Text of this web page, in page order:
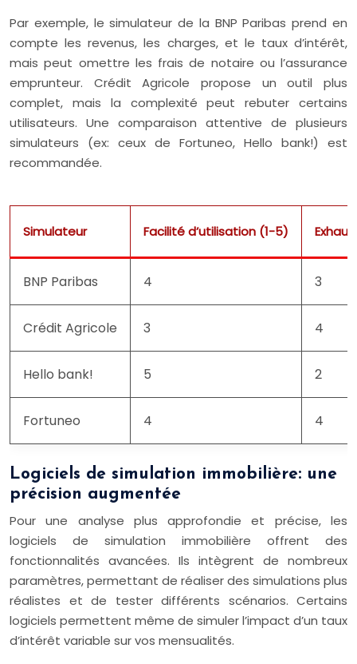
Par exemple, le simulateur de la BNP Paribas prend en
compte les revenus, les charges, et le taux d’intérêt,
mais peut omettre les frais de notaire ou l’assurance
emprunteur. Crédit Agricole propose un outil plus
complet, mais la complexité peut rebuter certains
utilisateurs. Une comparaison attentive de plusieurs
simulateurs (ex: ceux de Fortuneo, Hello bank!) est
recommandée.
Simulateur Facilité d’utilisation (1-5)
BNP Paribas 4 3
Crédit Agricole 3 4
Hello bank! 5 2
Fortuneo 4 4
Logiciels de simulation immobilière: une
précision augmentée
Pour une analyse plus approfondie et précise, les
logiciels de simulation immobilière offrent des
fonctionnalités avancées. Ils intègrent de nombreux
paramètres, permettant de réaliser des simulations plus
réalistes et de tester différents scénarios. Certains
logiciels permettent même de simuler l’impact d’un taux
d’intérêt variable sur vos mensualités.